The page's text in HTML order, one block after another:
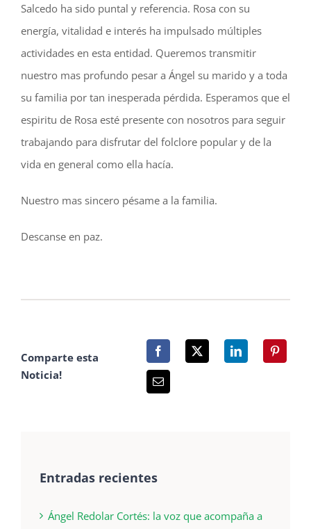
Salcedo ha sido puntal y referencia. Rosa con su
energía, vitalidad e interés ha impulsado múltiples
actividades en esta entidad. Queremos transmitir
nuestro mas profundo pesar a Ángel su marido y a toda
su familia por tan inesperada pérdida. Esperamos que el
espiritu de Rosa esté presente con nosotros para seguir
trabajando para disfrutar del folclore popular y de la
vida en general como ella hacía.
Nuestro mas sincero pésame a la familia.
Descanse en paz.
Comparte esta
Noticia!
Entradas recientes
Ángel Redolar Cortés: la voz que acompaña a